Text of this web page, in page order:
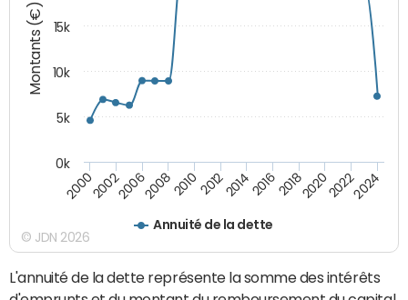
Montants (€)
Annuité de la dette
200020022006200820102012201420162018202020222024
0k
5k
10k
15k
© JDN 2026
L'annuité de la dette représente la somme des intérêts